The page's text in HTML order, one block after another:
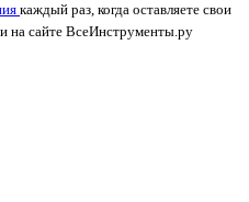
каждый раз, когда оставляете свои
на сайте ВсеИнструменты.ру